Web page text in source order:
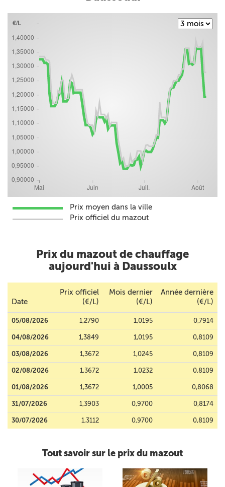
Prix moyen dans la ville
Prix officiel du mazout
Prix du mazout de chauffage
aujourd'hui à Daussoulx
Date
Prix officiel
(€/L)
Mois dernier
(€/L)
Année dernière
(€/L)
05/08/2026 1,2790 1,0195 0,7914
04/08/2026 1,3849 1,0195 0,8109
03/08/2026 1,3672 1,0245 0,8109
02/08/2026 1,3672 1,0232 0,8109
01/08/2026 1,3672 1,0005 0,8068
31/07/2026 1,3903 0,9700 0,8174
30/07/2026 1,3112 0,9700 0,8109
Tout savoir sur le prix du mazout